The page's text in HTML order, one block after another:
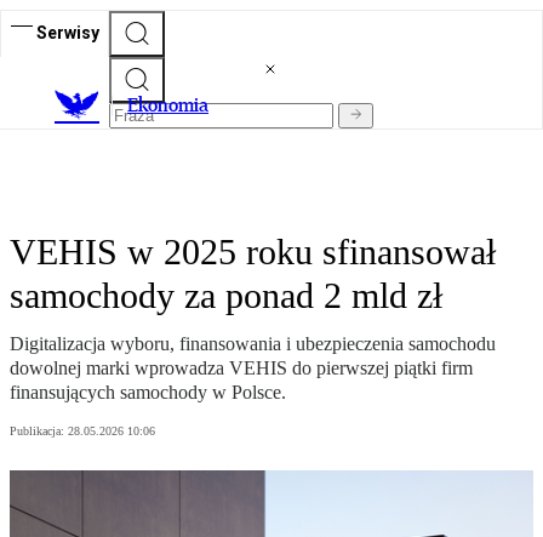
Serwisy
Ekonomia
VEHIS w 2025 roku sfinansował
samochody za ponad 2 mld zł
Digitalizacja wyboru, finansowania i ubezpieczenia samochodu
dowolnej marki wprowadza VEHIS do pierwszej piątki firm
finansujących samochody w Polsce.
Publikacja: 28.05.2026 10:06